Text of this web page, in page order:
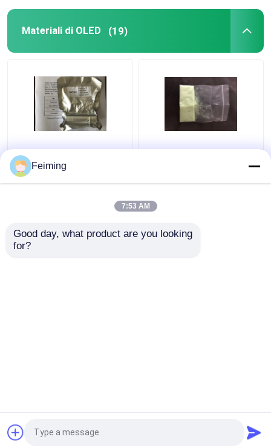
Materiali di OLED (19)
I materiali HAT-CN di
min 99,5% OLED della
purezza ingialliscono la
materiali organici CAS
di purezza
Science and Technology Co,. Ltd.. All Rights
Feiming
7:53 AM
Good day, what product are you looking
for?